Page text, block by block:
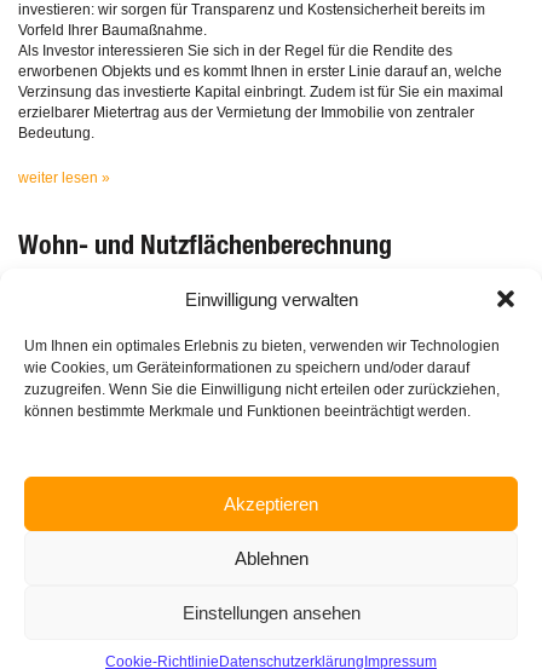
Einwilligung verwalten
Um Ihnen ein optimales Erlebnis zu bieten, verwenden wir Technologien
wie Cookies, um Geräteinformationen zu speichern und/oder darauf
zuzugreifen. Wenn Sie die Einwilligung nicht erteilen oder zurückziehen,
können bestimmte Merkmale und Funktionen beeinträchtigt werden.
Akzeptieren
Ablehnen
Einstellungen ansehen
Cookie-Richtlinie Datenschutzerklärung Impressum
investieren: wir sorgen für Transparenz und Kostensicherheit bereits im
Vorfeld Ihrer Baumaßnahme.
Als Investor interessieren Sie sich in der Regel für die Rendite des
erworbenen Objekts und es kommt Ihnen in erster Linie darauf an, welche
Verzinsung das investierte Kapital einbringt. Zudem ist für Sie ein maximal
erzielbarer Mietertrag aus der Vermietung der Immobilie von zentraler
Bedeutung.
weiter lesen »
Wohn- und Nutzflächenberechnung
Grundlage für Miet- und Verkehrswertgutachten. Gerade die im
ortsüblichen m²-Miete mit der entsprechenden Wohn- oder Nutzfläche
ermittelt. Somit ist nicht nur dem Ansatz der m²-Miete sondern auch der
Ermittlung der richtigen Wohn- bzw. Nutzfläche eine große Bedeutung
beizumessen, denn die Fläche wirkt sich direkt auf den Verkehrswert und
Leistungen
Vorteile die Überzeugen